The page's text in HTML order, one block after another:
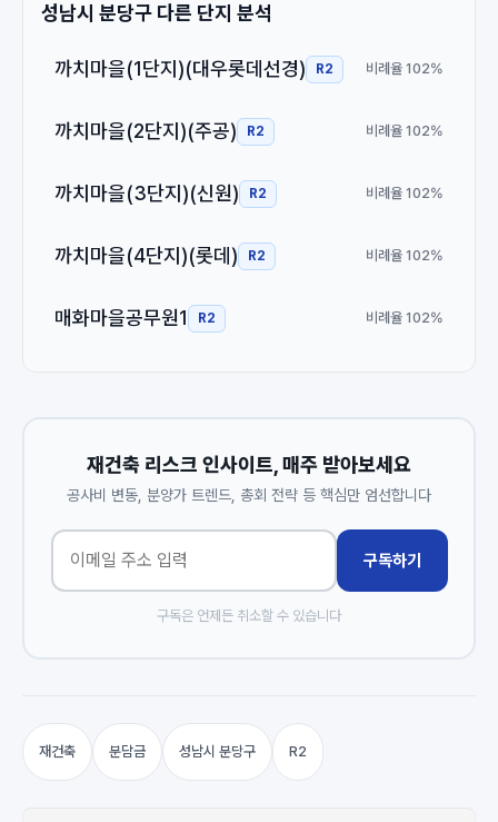
성남시 분당구 다른 단지 분석
까치마을(1단지)(대우롯데선경) R2 비례율 102%
까치마을(2단지)(주공) R2 비례율 102%
까치마을(3단지)(신원) R2 비례율 102%
까치마을(4단지)(롯데) R2 비례율 102%
매화마을공무원1 R2 비례율 102%
재건축 리스크 인사이트, 매주 받아보세요
공사비 변동, 분양가 트렌드, 총회 전략 등 핵심만 엄선합니다
구독하기
구독은 언제든 취소할 수 있습니다
재건축 분담금 성남시 분당구 R2